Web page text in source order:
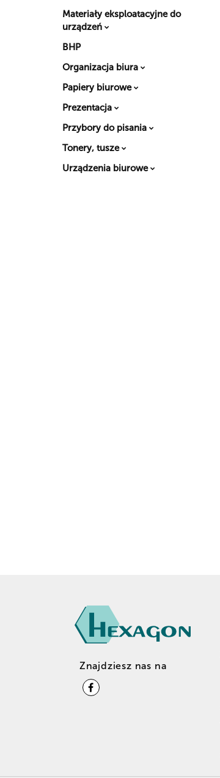
Materiały eksploatacyjne do
urządzeń
BHP
Organizacja biura
Papiery biurowe
Prezentacja
Przybory do pisania
Tonery, tusze
Urządzenia biurowe
Znajdziesz nas na